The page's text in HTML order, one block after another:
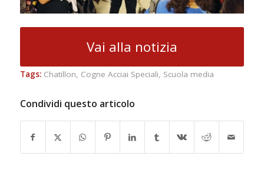
Vai alla notizia
Tags: Chatillon, Cogne Acciai Speciali, Scuola media
Condividi questo articolo